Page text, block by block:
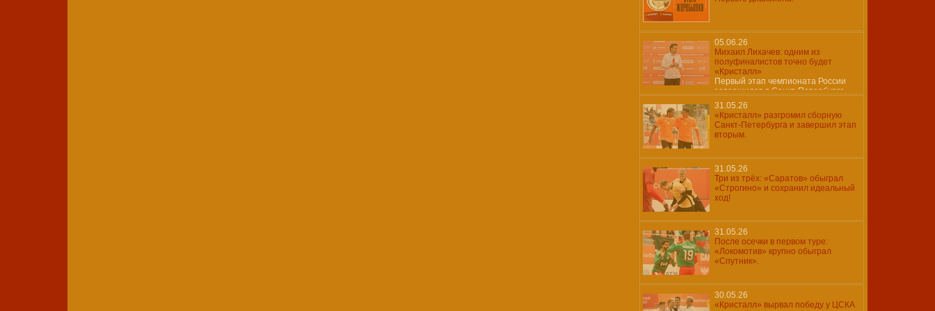
05.06.26
Михаил Лихачев: одним из
полуфиналистов точно будет
«Кристалл»
Первый этап чемпионата России
завершился в Санкт-Петербурге
31.05.26
«Кристалл» разгромил сборную
Санкт-Петербурга и завершил этап
вторым.
31.05.26
Три из трёх: «Саратов» обыграл
«Строгино» и сохранил идеальный
ход!
31.05.26
После осечки в первом туре:
«Локомотив» крупно обыграл
«Спутник».
30.05.26
«Кристалл» вырвал победу у ЦСКА